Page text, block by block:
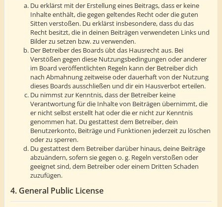
Du erklärst mit der Erstellung eines Beitrags, dass er keine
Inhalte enthält, die gegen geltendes Recht oder die guten
Sitten verstoßen. Du erklärst insbesondere, dass du das
Recht besitzt, die in deinen Beiträgen verwendeten Links und
Bilder zu setzen bzw. zu verwenden.
Der Betreiber des Boards übt das Hausrecht aus. Bei
Verstößen gegen diese Nutzungsbedingungen oder anderer
im Board veröffentlichten Regeln kann der Betreiber dich
nach Abmahnung zeitweise oder dauerhaft von der Nutzung
dieses Boards ausschließen und dir ein Hausverbot erteilen.
Du nimmst zur Kenntnis, dass der Betreiber keine
Verantwortung für die Inhalte von Beiträgen übernimmt, die
er nicht selbst erstellt hat oder die er nicht zur Kenntnis
genommen hat. Du gestattest dem Betreiber, dein
Benutzerkonto, Beiträge und Funktionen jederzeit zu löschen
oder zu sperren.
Du gestattest dem Betreiber darüber hinaus, deine Beiträge
abzuändern, sofern sie gegen o. g. Regeln verstoßen oder
geeignet sind, dem Betreiber oder einem Dritten Schaden
zuzufügen.
4. General Public License